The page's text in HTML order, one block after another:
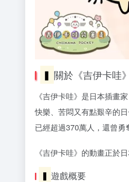
▍ 關於《吉伊卡哇》
《吉伊卡哇》是日本插畫
快樂、苦悶又有點艱辛的
已經超過370萬人，還曾勇
《吉伊卡哇》的動畫正於
▍ 遊戲概要